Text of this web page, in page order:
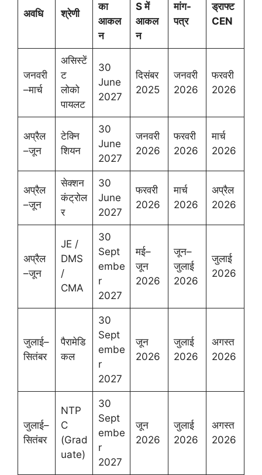
अवधि श्रेणी
का
आकल
न
S में
आकल
न
मांग-
पत्र
ड्राफ्ट
CEN
जनवरी
–मार्च
असिस्टें
ट
लोको
पायलट
30
June
2027
दिसंबर
2025
जनवरी
2026
फरवरी
2026
अप्रैल
–जून
टेक्नि
शियन
30
June
2027
जनवरी
2026
फरवरी
2026
मार्च
2026
अप्रैल
–जून
सेक्शन
कंट्रोल
र
30
June
2027
फरवरी
2026
मार्च
2026
अप्रैल
2026
अप्रैल
–जून
JE /
DMS
/
CMA
30
Sept
embe
r
2027
मई–
जून
2026
जून–
जुलाई
2026
जुलाई
2026
जुलाई–
सितंबर
पैरामेडि
कल
30
Sept
embe
r
2027
जून
2026
जुलाई
2026
अगस्त
2026
जुलाई–
सितंबर
NTP
C
(Grad
uate)
30
Sept
embe
r
2027
जून
2026
जुलाई
2026
अगस्त
2026